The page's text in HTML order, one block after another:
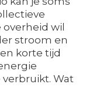
wil
stroom en
korte tijd
Wat